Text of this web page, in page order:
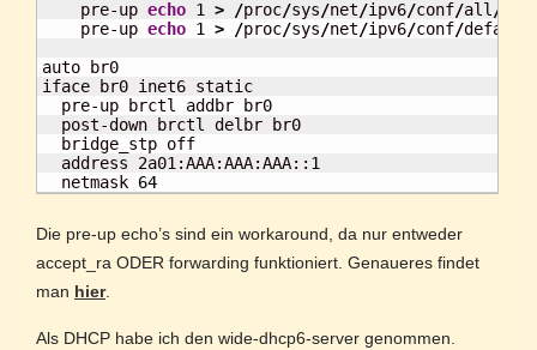
    pre-up
echo 1 > /proc/sys/net/ipv6/conf/all /
    pre-up
echo 1 > /proc/sys/net/ipv6/conf/default
auto br0
iface br0 inet6 static
  pre-up brctl addbr br0
  post-down brctl delbr br0
  bridge_stp off
  address 2a01:AAA:AAA:AAA::
1
  netmask
64
Die pre-up echo’s sind ein workaround, da nur entweder
accept_ra ODER forwarding funktioniert. Genaueres findet
man hier.
Als DHCP habe ich den wide-dhcp6-server genommen.